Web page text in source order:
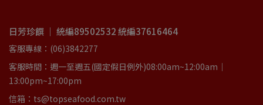
日芳珍饌 ｜ 統編89502532 統編37616464
客服專線：(06)3842277
客服時間：週一至週五(國定假日例外)08:00am~12:00am｜
13:00pm~17:00pm
信箱：ts@topseafood.com.tw